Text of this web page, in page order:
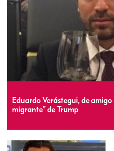
Eduardo Verástegui, de
migrante” de Trump